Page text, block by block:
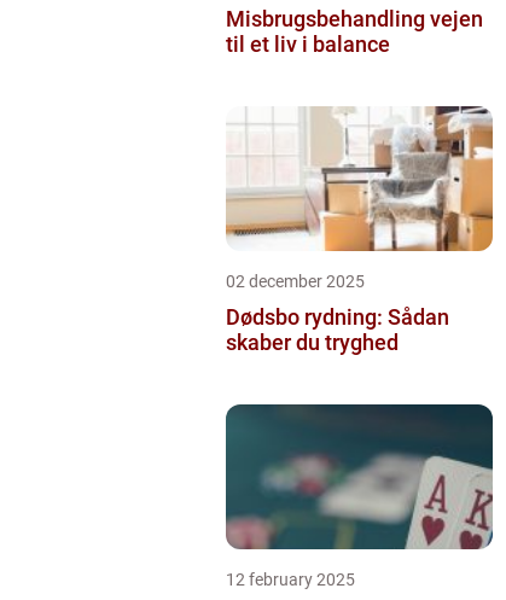
Misbrugsbehandling vejen
til et liv i balance
02 december 2025
Dødsbo rydning: Sådan
skaber du tryghed
12 february 2025